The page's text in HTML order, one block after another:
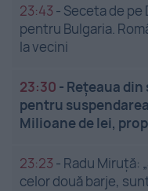
23:43 - Seceta de pe
pentru Bulgaria.
la vecini
23:30 - Rețeaua din
pentru
Milioane de lei,
23:23 - Radu Miruță:
celor două barje,